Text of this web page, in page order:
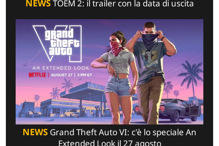
NEWSTOEM 2: il trailer con la data di uscita
NEWS Grand Theft Auto VI: c'è lo speciale An
Extended Look il 27 agosto